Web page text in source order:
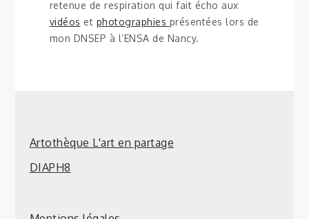
retenue de respiration qui fait écho aux
vidéos et photographies présentées lors de
mon DNSEP à l’ENSA de Nancy.
Artothèque L'art en partage
DIAPH8